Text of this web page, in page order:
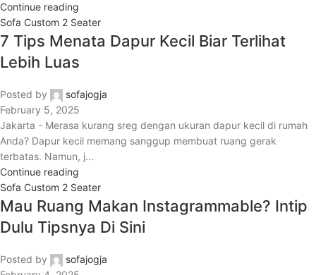
Continue reading
Sofa Custom 2 Seater
7 Tips Menata Dapur Kecil Biar Terlihat
Lebih Luas
Posted by
sofajogja
February 5, 2025
Jakarta - Merasa kurang sreg dengan ukuran dapur kecil di rumah
Anda? Dapur kecil memang sanggup membuat ruang gerak
terbatas. Namun, j...
Continue reading
Sofa Custom 2 Seater
Mau Ruang Makan Instagrammable? Intip
Dulu Tipsnya Di Sini
Posted by
sofajogja